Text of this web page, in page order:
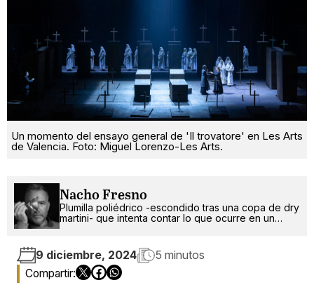
Un momento del ensayo general de 'Il trovatore' en Les Arts
de Valencia. Foto: Miguel Lorenzo-Les Arts.
Nacho Fresno
Plumilla poliédrico -escondido tras una copa de dry
martini- que intenta contar lo que ocurre en un
9 diciembre, 2024 5 minutos